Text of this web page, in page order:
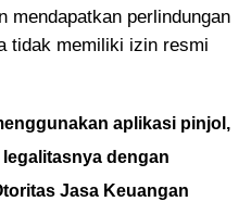
mendapatkan perlindungan
tidak memiliki izin resmi
aplikasi pinjol,
dengan
Jasa Keuangan